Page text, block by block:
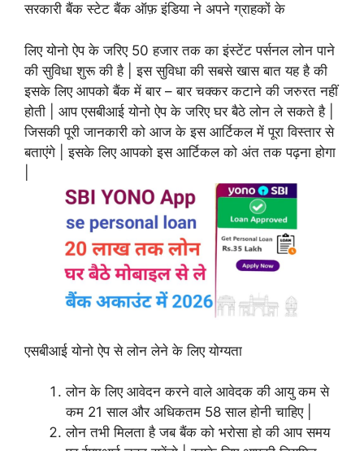
सरकारी बैंक स्टेट बैंक ऑफ़ इंडिया ने अपने ग्राहकों के
लिए योनो ऐप के जरिए 50 हजार तक का इंस्टेंट पर्सनल लोन पाने
की सुविधा शुरू की है | इस सुविधा की सबसे खास बात यह है की
इसके लिए आपको बैंक में बार – बार चक्कर कटाने की जरुरत नहीं
होती | आप एसबीआई योनो ऐप के जरिए घर बैठे लोन ले सकते है |
जिसकी पूरी जानकारी को आज के इस आर्टिकल में पूरा विस्तार से
बताएंगे | इसके लिए आपको इस आर्टिकल को अंत तक पढ़ना होगा
एसबीआई योनो ऐप से लोन लेने के लिए योग्यता
लोन के लिए आवेदन करने वाले आवेदक की आयु कम से
कम 21 साल और अधिकतम 58 साल होनी चाहिए |
लोन तभी मिलता है जब बैंक को भरोसा हो की आप समय